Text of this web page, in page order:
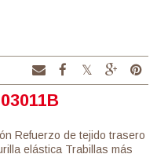
Refuerzo de tejido trasero
elástica Trabillas más